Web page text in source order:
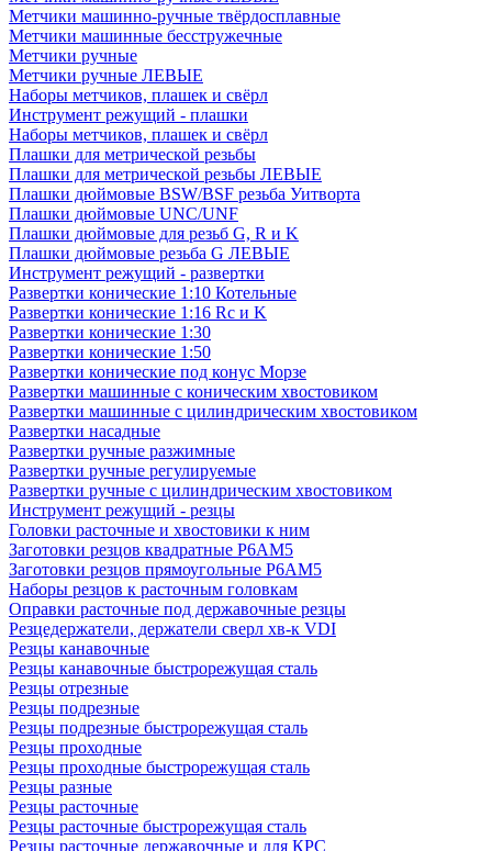
Метчики машинно-ручные твёрдосплавные
Метчики машинные бесстружечные
Метчики ручные
Метчики ручные ЛЕВЫЕ
Наборы метчиков, плашек и свёрл
Инструмент режущий - плашки
Наборы метчиков, плашек и свёрл
Плашки для метрической резьбы
Плашки для метрической резьбы ЛЕВЫЕ
Плашки дюймовые BSW/BSF резьба Уитворта
Плашки дюймовые UNC/UNF
Плашки дюймовые для резьб G, R и K
Плашки дюймовые резьба G ЛЕВЫЕ
Инструмент режущий - развертки
Развертки конические 1:10 Котельные
Развертки конические 1:16 Rc и K
Развертки конические 1:30
Развертки конические 1:50
Развертки конические под конус Морзе
Развертки машинные с коническим хвостовиком
Развертки машинные с цилиндрическим хвостовиком
Развертки насадные
Развертки ручные разжимные
Развертки ручные регулируемые
Развертки ручные с цилиндрическим хвостовиком
Инструмент режущий - резцы
Головки расточные и хвостовики к ним
Заготовки резцов квадратные Р6АМ5
Заготовки резцов прямоугольные Р6АМ5
Наборы резцов к расточным головкам
Оправки расточные под державочные резцы
Резцедержатели, держатели сверл хв-к VDI
Резцы канавочные
Резцы канавочные быстрорежущая сталь
Резцы отрезные
Резцы подрезные
Резцы подрезные быстрорежущая сталь
Резцы проходные
Резцы проходные быстрорежущая сталь
Резцы разные
Резцы расточные
Резцы расточные быстрорежущая сталь
Резцы расточные державочные и для КРС